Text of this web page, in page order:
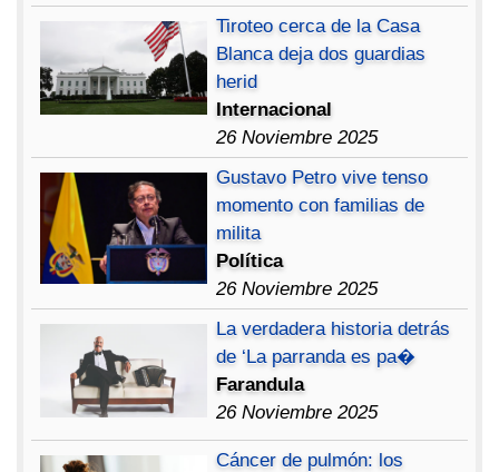
Tiroteo cerca de la Casa
Blanca deja dos guardias
herid
Internacional
26 Noviembre 2025
Gustavo Petro vive tenso
momento con familias de
milita
Política
26 Noviembre 2025
La verdadera historia detrás
de ‘La parranda es pa�
Farandula
26 Noviembre 2025
Cáncer de pulmón: los